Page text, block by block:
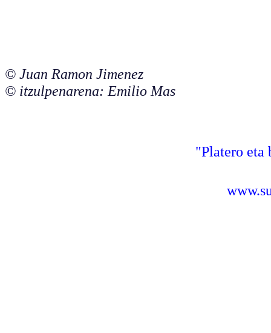
© Juan Ramon Jimenez
© itzulpenarena: Emilio Mas
"Platero eta